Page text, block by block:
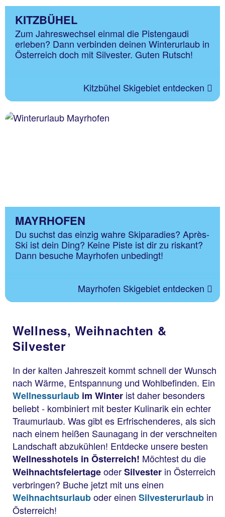
KITZBÜHEL
Zum Jahreswechsel einmal die Pistengaudi
erleben? Dann verbinden deinen Winterurlaub in
Österreich doch mit Silvester. Guten Rutsch!
Kitzbühel Skigebiet entdecken
MAYRHOFEN
Du suchst das einzig wahre Skiparadies? Après-
Ski ist dein Ding? Keine Piste ist dir zu riskant?
Dann besuche Mayrhofen unbedingt!
Mayrhofen Skigebiet entdecken
Wellness, Weihnachten &
Silvester
In der kalten Jahreszeit kommt schnell der Wunsch
nach Wärme, Entspannung und Wohlbefinden. Ein
Wellnessurlaub im Winter ist daher besonders
beliebt - kombiniert mit bester Kulinarik ein echter
Traumurlaub. Was gibt es Erfrischenderes, als sich
nach einem heißen Saunagang in der verschneiten
Landschaft abzukühlen! Entdecke unsere besten
Wellnesshotels in Österreich! Möchtest du die
WeihnachtsfeiertageoderSilvester in Österreich
verbringen? Buche jetzt mit uns einen
Weihnachtsurlauboder einen Silvesterurlaub in
Österreich!